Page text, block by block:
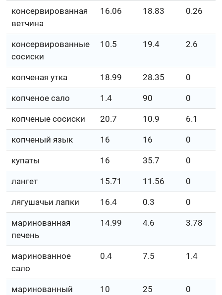
консервированная
ветчина
16.06 18.83 0.26
консервированные
сосиски
10.5 19.4 2.6
копченая утка 18.99 28.35 0
копченое сало 1.4 90 0
копченые сосиски 20.7 10.9 6.1
копченый язык 16 16 0
купаты 16 35.7 0
лангет 15.71 11.56 0
лягушачьи лапки 16.4 0.3 0
маринованная
печень
14.99 4.6 3.78
маринованное
сало
0.4 7.5 1.4
маринованный
10 25 0